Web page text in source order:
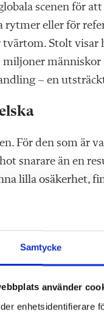
Samtycke
använder
enhetsidentifierare
scenen för
eller för
Stolt
människor
– en
För den som är
snarare än en
lilla osäkerhet,
andra kulturer,
i
skapar
med
på bästa